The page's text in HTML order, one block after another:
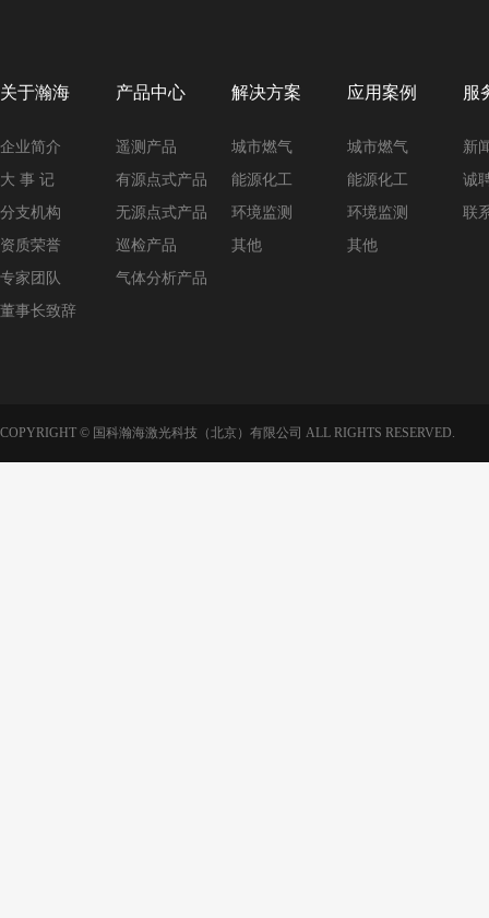
关于瀚海
企业简介
大 事 记
分支机构
资质荣誉
专家团队
董事长致辞
产品中心
遥测产品
有源点式产品
无源点式产品
巡检产品
气体分析产品
解决方案
城市燃气
能源化工
环境监测
其他
应用案例
城市燃气
能源化工
环境监测
其他
服
新
诚
联
COPYRIGHT © 国科瀚海激光科技（北京）有限公司 ALL RIGHTS RESERVED.